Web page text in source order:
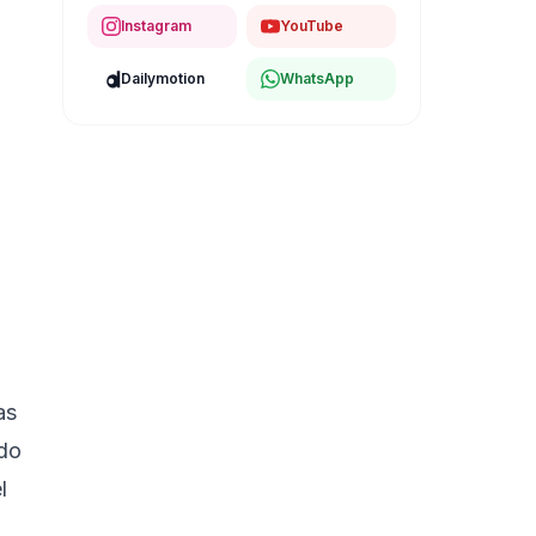
Instagram YouTube
Dailymotion WhatsApp